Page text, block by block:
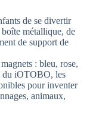
de se divertir
boîte métallique, de
de support de
: bleu, rose,
du iOTOBO, les
pour inventer
animaux,